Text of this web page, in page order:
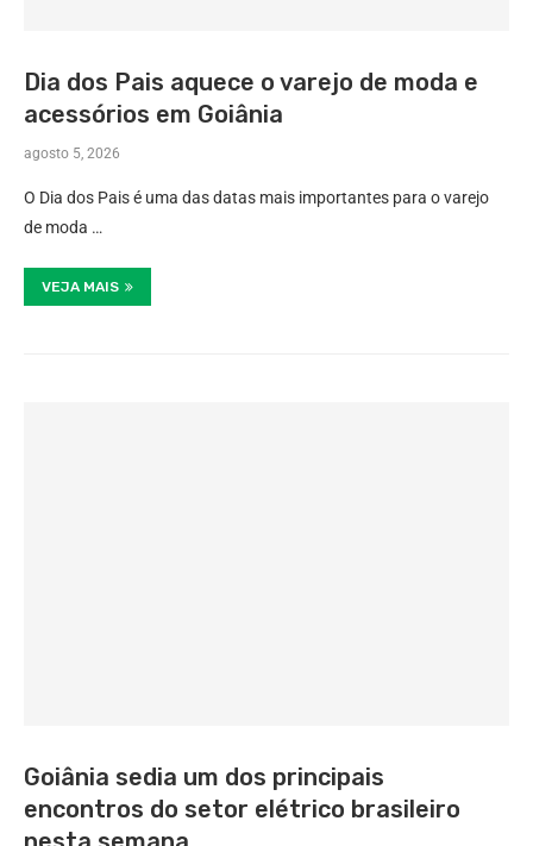
Dia dos Pais aquece o varejo de moda e
acessórios em Goiânia
agosto 5, 2026
O Dia dos Pais é uma das datas mais importantes para o varejo
de moda …
VEJA MAIS
Goiânia sedia um dos principais
encontros do setor elétrico brasileiro